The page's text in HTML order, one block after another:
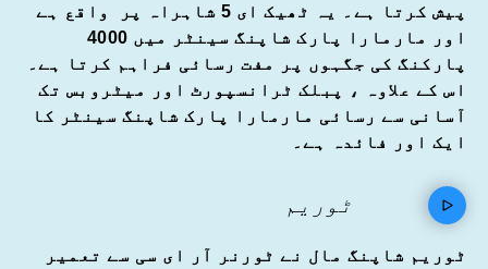
پیش کرتا ہے۔ یہ ٹھیک ای 5 شاہراہ پر واقع ہے
اور مارمارا پارک شاپنگ سینٹر میں 4000
پارکنگ کی جگہوں پر مفت رسائی فراہم کرتا ہے۔
اس کے علاوہ ، پبلک ٹرانسپورٹ اور میٹروبس تک
آسانی سے رسائی مارمارا پارک شاپنگ سینٹر کا
ایک اور فائدہ ہے۔
ٹوریم
ٹوریم شاپنگ مال نے ٹورنر آر ای سی سے تعمیر